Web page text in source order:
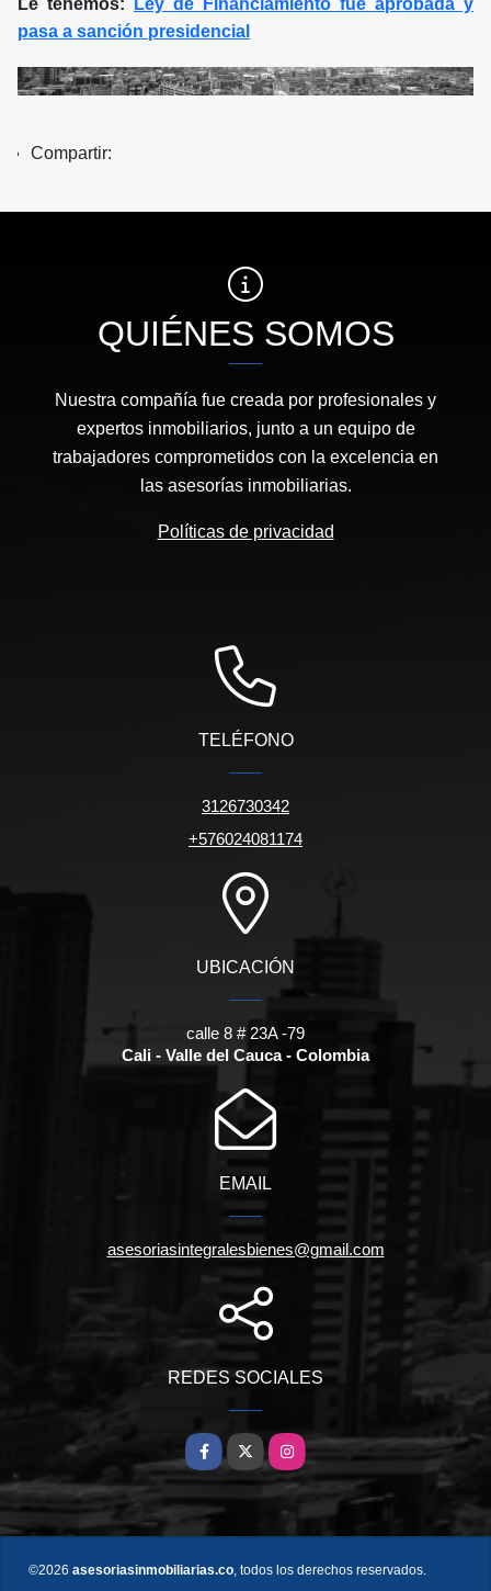
Le tenemos:
Ley de Financiamiento fue aprobada y
pasa a sanción presidencial
Compartir:
QUIÉNES SOMOS
Nuestra compañía fue creada por profesionales y
expertos inmobiliarios, junto a un equipo de
trabajadores comprometidos con la excelencia en
las asesorías inmobiliarias.
Políticas de privacidad
TELÉFONO
3126730342
+576024081174
UBICACIÓN
calle 8 # 23A -79
Cali - Valle del Cauca - Colombia
EMAIL
asesoriasintegralesbienes@gmail.com
REDES SOCIALES
Facebook
X Instagram
©2026 asesoriasinmobiliarias.co, todos los derechos reservados.